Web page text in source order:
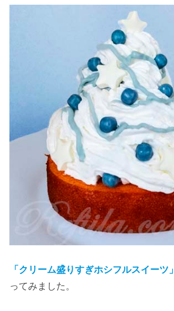
「クリーム盛りすぎホシフルスイーツ」
ってみました。